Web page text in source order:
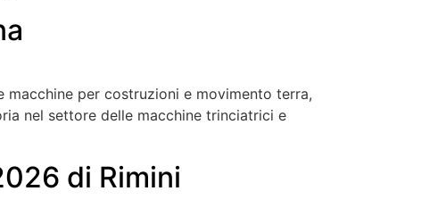
macchine per costruzioni e movimento terra,
nel settore delle macchine trinciatrici e
di Rimini